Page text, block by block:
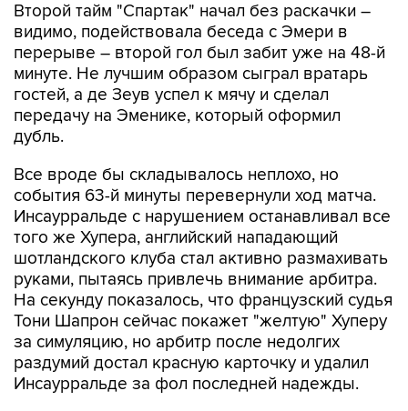
Второй тайм "Спартак" начал без раскачки –
видимо, подействовала беседа с Эмери в
перерыве – второй гол был забит уже на 48-й
минуте. Не лучшим образом сыграл вратарь
гостей, а де Зеув успел к мячу и сделал
передачу на Эменике, который оформил
дубль.
Все вроде бы складывалось неплохо, но
события 63-й минуты перевернули ход матча.
Инсаурральде с нарушением останавливал все
того же Хупера, английский нападающий
шотландского клуба стал активно размахивать
руками, пытаясь привлечь внимание арбитра.
На секунду показалось, что французский судья
Тони Шапрон сейчас покажет "желтую" Хуперу
за симуляцию, но арбитр после недолгих
раздумий достал красную карточку и удалил
Инсаурральде за фол последней надежды.